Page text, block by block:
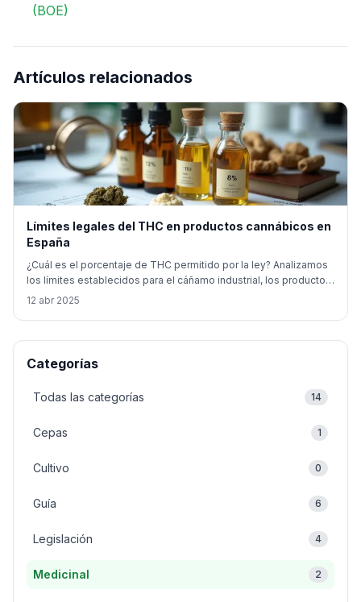
(BOE)
Artículos relacionados
Límites legales del THC en productos cannábicos en
España
¿Cuál es el porcentaje de THC permitido por la ley? Analizamos
los límites establecidos para el cáñamo industrial, los productos
terapéuticos y su impacto en los clubes cannábicos.
12 abr 2025
Categorías
Todas las categorías 14
Cepas 1
Cultivo 0
Guía 6
Legislación 4
Medicinal 2